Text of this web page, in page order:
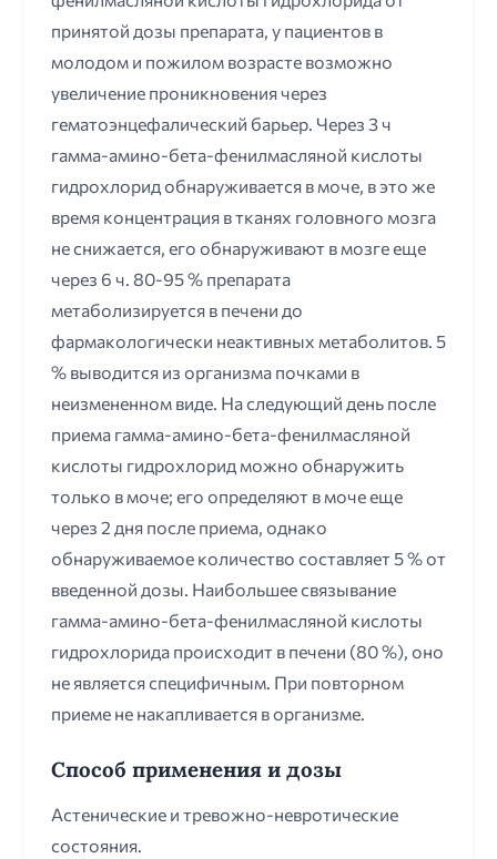
принятой дозы препарата, у пациентов в
молодом и пожилом возрасте возможно
увеличение проникновения через
гематоэнцефалический барьер. Через 3 ч
гамма-амино-бета-фенилмасляной кислоты
гидрохлорид обнаруживается в моче, в это же
время концентрация в тканях головного мозга
не снижается, его обнаруживают в мозге еще
через 6 ч. 80-95 % препарата
метаболизируется в печени до
фармакологически неактивных метаболитов. 5
% выводится из организма почками в
неизмененном виде. На следующий день после
приема гамма-амино-бета-фенилмасляной
кислоты гидрохлорид можно обнаружить
только в моче; его определяют в моче еще
через 2 дня после приема, однако
обнаруживаемое количество составляет 5 % от
введенной дозы. Наибольшее связывание
гамма-амино-бета-фенилмасляной кислоты
гидрохлорида происходит в печени (80 %), оно
не является специфичным. При повторном
приеме не накапливается в организме.
Способ применения и дозы
Астенические и тревожно-невротические
состояния.